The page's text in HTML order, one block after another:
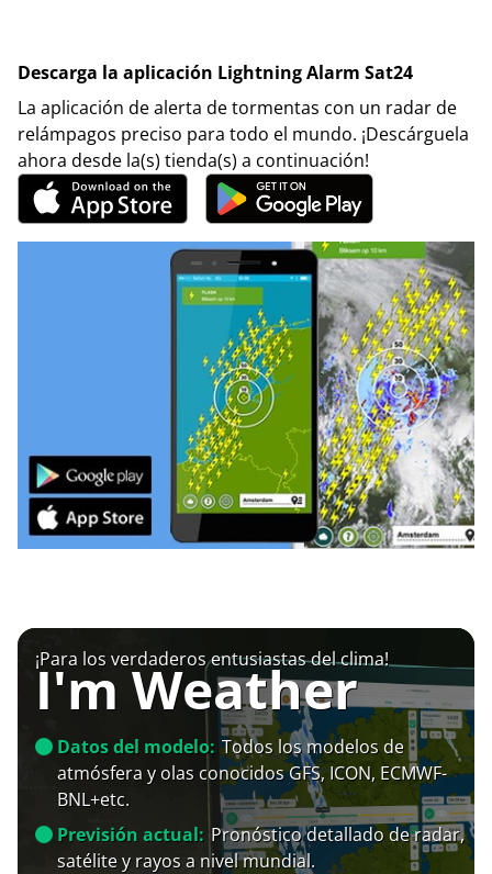
Descarga la aplicación Lightning Alarm Sat24
La aplicación de alerta de tormentas con un radar de
relámpagos preciso para todo el mundo. ¡Descárguela
ahora desde la(s) tienda(s) a continuación!
¡Para los verdaderos entusiastas del clima!
I'm Weather
Datos del modelo: Todos los modelos de
atmósfera y olas conocidos GFS, ICON, ECMWF-
BNL+etc.
Previsión actual: Pronóstico detallado de radar,
satélite y rayos a nivel mundial.